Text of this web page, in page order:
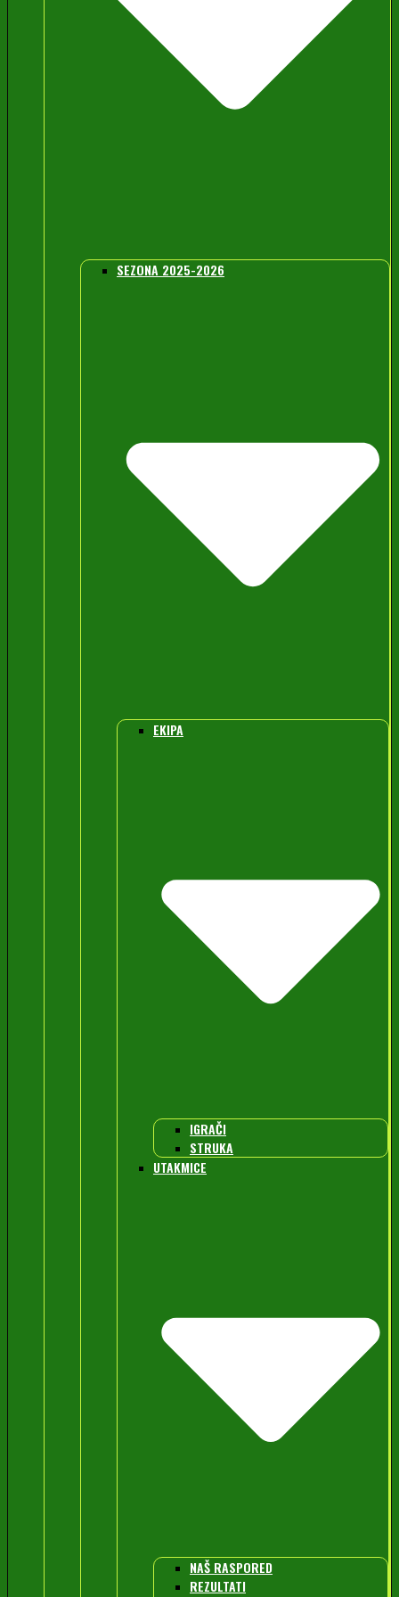
SEZONA 2025-2026
EKIPA
IGRAČI
STRUKA
UTAKMICE
NAŠ RASPORED
REZULTATI